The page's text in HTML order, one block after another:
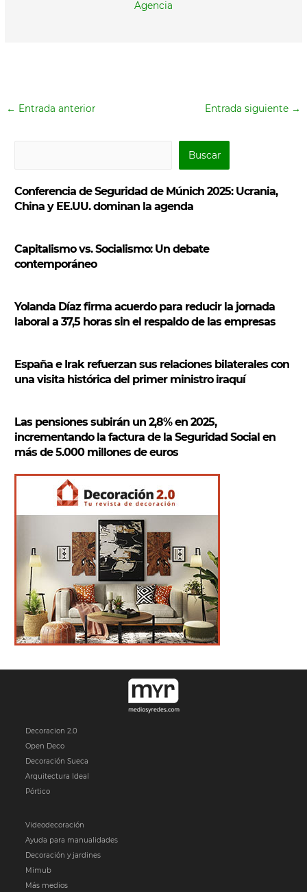
Agencia
← Entrada anterior Entrada siguiente →
s
c
r
Buscar
Conferencia de Seguridad de Múnich 2025: Ucrania,
China y EE.UU. dominan la agenda
Capitalismo vs. Socialismo: Un debate
contemporáneo
Yolanda Díaz firma acuerdo para reducir la jornada
laboral a 37,5 horas sin el respaldo de las empresas
España e Irak refuerzan sus relaciones bilaterales con
una visita histórica del primer ministro iraquí
Las pensiones subirán un 2,8% en 2025,
incrementando la factura de la Seguridad Social en
más de 5.000 millones de euros
Decoracion 2.0
Open Deco
Decoración Sueca
Arquitectura Ideal
Pórtico
Videodecoración
Ayuda para manualidades
Decoración y jardines
Mimub
Más medios